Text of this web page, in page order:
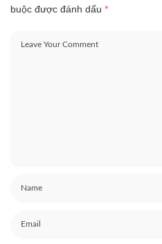
buộc được đánh dấu *